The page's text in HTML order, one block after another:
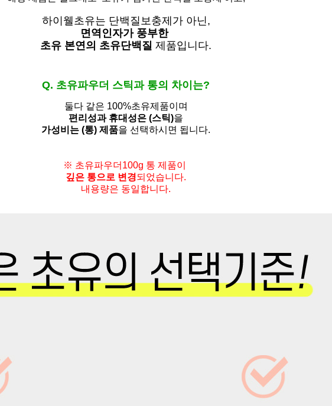
하이웰초유는 단백질보충제가 아닌,
면역인자가 풍부한
초유 본연의 초유단백질 제품입니다.
Q. 초유파우더 스틱과 통의 차이는?
둘다 같은 100%초유제품이며
편리성과 휴대성은 (스틱)을
가성비는 (통) 제품을 선택하시면 됩니다.
※ 초유파우더100g 통 제품이
깊은 통으로 변경되었습니다.
내용량은 동일합니다.